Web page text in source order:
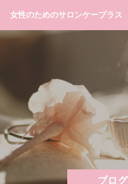
女性のためのサロンケープラス
ブログ